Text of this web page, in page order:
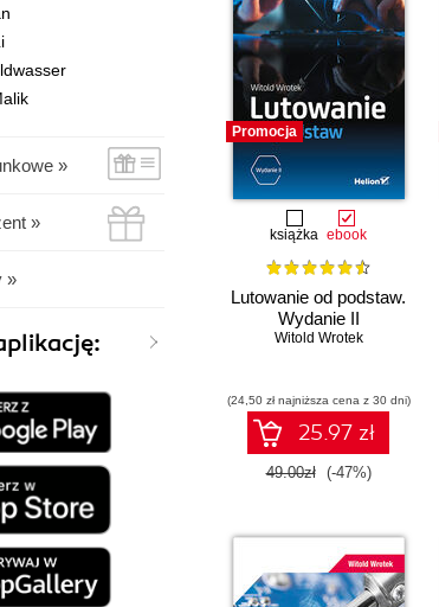
»
»
»
Promocja
książka ebook
Lutowanie od podstaw.
Wydanie II
Witold Wrotek
(24,50 zł najniższa cena z 30 dni)
25.97 zł
49.00zł (-47%)